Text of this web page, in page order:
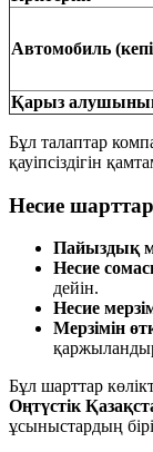
Автомобиль
Қарыз
Бұл талаптар
қауіпсіздігін
Несие
Пайыздық
Несие
дейін.
Несие
Мерзімін
Бұл шарттар
Оңтүстік
ұсыныстардың